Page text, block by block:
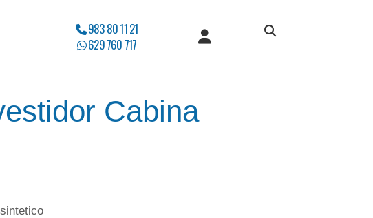
983 80 11 21
629 760 717
Cabina